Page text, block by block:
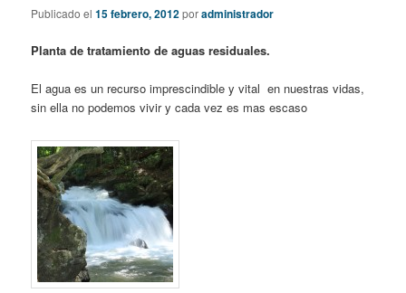
Publicado el15 febrero, 2012poradministrador
Planta de tratamiento de aguas residuales.
El agua es un recurso imprescindible y vital en nuestras vidas,
sin ella no podemos vivir y cada vez es mas escaso